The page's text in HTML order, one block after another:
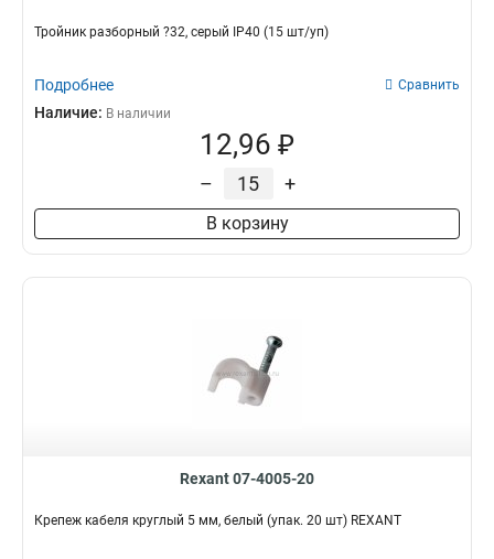
Тройник разборный ?32, серый IP40 (15 шт/уп)
Подробнее Сравнить
Наличие: В наличии
12,96 ₽
– +
В корзину
Rexant 07-4005-20
Крепеж кабеля круглый 5 мм, белый (упак. 20 шт) REXANT